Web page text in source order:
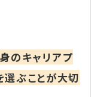
のキャリアプ
ぶことが大切